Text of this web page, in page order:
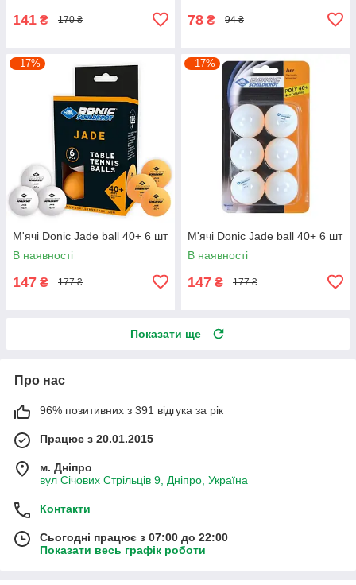
141 ₴ 170 ₴ 78 ₴ 94 ₴
–17%
М'ячі Donic Jade ball 40+ 6 шт
В наявності
147 ₴ 177 ₴
–17%
М'ячі Donic Jade ball 40+ 6 шт
В наявності
147 ₴ 177 ₴
Показати ще
Про нас
96% позитивних з 391 відгука за рік
Працює з 20.01.2015
м. Дніпро
вул Січових Стрільців 9, Дніпро, Україна
Контакти
Сьогодні працює з 07:00 до 22:00
Показати весь графік роботи